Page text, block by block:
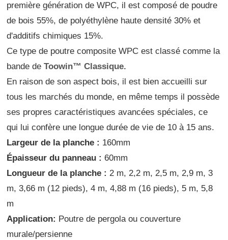
première génération de WPC, il est composé de poudre
de bois 55%, de polyéthylène haute densité 30% et
d'additifs chimiques 15%.
Ce type de poutre composite WPC est classé comme la
bande deToowin™ Classique.
En raison de son aspect bois, il est bien accueilli sur
tous les marchés du monde, en même temps il possède
ses propres caractéristiques avancées spéciales, ce
qui lui confère une longue durée de vie de 10 à 15 ans.
Largeur de la planche : 160mm
Épaisseur du panneau : 60mm
Longueur de la planche : 2 m, 2,2 m, 2,5 m, 2,9 m, 3
m, 3,66 m (12 pieds), 4 m, 4,88 m (16 pieds), 5 m, 5,8
m
Application: Poutre de pergola ou couverture
murale/persienne